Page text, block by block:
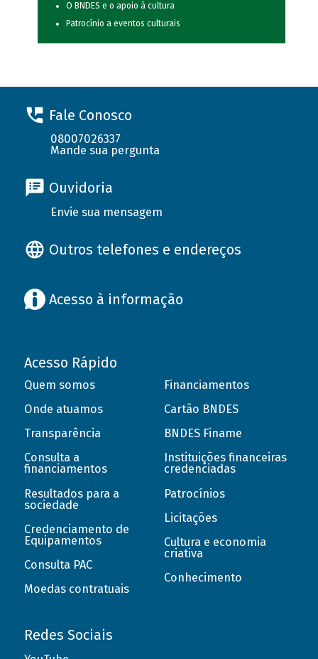
O BNDES e o apoio à cultura
Patrocínio a eventos culturais
Fale Conosco
08007026337
Mande sua pergunta
Ouvidoria
Envie sua mensagem
Outros telefones e endereços
Acesso à informação
Acesso Rápido
Quem somos
Onde atuamos
Transparência
Consulta a
financiamentos
Resultados para a
sociedade
Credenciamento de
Equipamentos
Consulta PAC
Moedas contratuais
Financiamentos
Cartão BNDES
BNDES Finame
Instituições financeiras
credenciadas
Patrocínios
Licitações
Cultura e economia
criativa
Conhecimento
Redes Sociais